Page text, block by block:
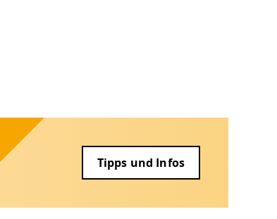
Tipps und Infos